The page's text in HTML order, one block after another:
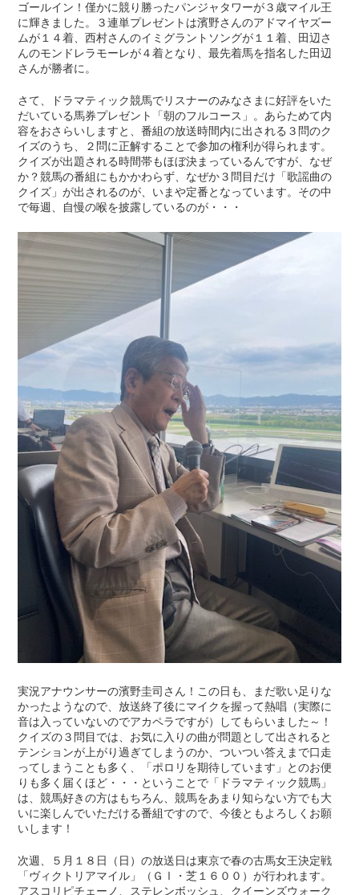
ゴールイン！僅かに競り勝ったパンジャタワーが３歳マイル王
に輝きました。３連単プレゼントは濱野さんのアドマイヤズー
ムが１４着、西村さんのイミグラントソングが１１着、田辺さ
んのモンドレラモーレが４着となり、最先着馬を指名した田辺
さんが勝者に。
さて、ドラマティック競馬でリスナーのみなさまに好評をいた
だいている馬券プレゼント「朝のフルコース」。あらためて内
容をおさらいしますと、番組の放送時間内に出される３問のク
イズのうち、２問に正解することで参加の権利が得られます。
クイズが出題される時間帯もほぼ決まっているんですが、なぜ
か？競馬の番組にもかかわらず、なぜか３問目だけ「歌謡曲の
クイズ」が出されるのが、いまや定番となっています。その中
で毎週、自慢の喉を披露しているのが・・・
実況アナウンサーの濱野圭司さん！この日も、まだ歌い足りな
かったようなので、放送終了後にマイクを握って熱唱（実際に
音は入っていないのでアカペラですが）してもらいました～！
クイズの３問目では、お気に入りの曲が問題として出されると
テンションが上がり過ぎてしまうのか、ついつい答えまで口走
ってしまうことも多く、「ポロリを期待しています」とのお便
りも多く届くほど・・・ということで「ドラマティック競馬」
は、競馬好きの方はもちろん、競馬をあまり知らない方でも大
いに楽しんでいただける番組ですので、今後ともよろしくお願
いします！
次週、５月１８日（日）の放送日は東京で春の古馬女王決定戦
「ヴィクトリアマイル」（ＧⅠ・芝１６００）が行われます。
アスコリピチェーノ、ステレンボッシュ、クイーンズウォーク